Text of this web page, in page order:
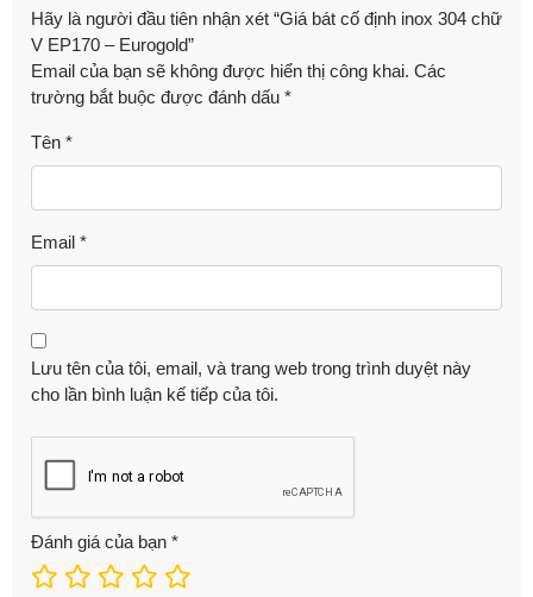
Hãy là người đầu tiên nhận xét “Giá bát cố định inox 304 chữ
V EP170 – Eurogold”
Email của bạn sẽ không được hiển thị công khai. Các
trường bắt buộc được đánh dấu *
Tên *
Email *
Lưu tên của tôi, email, và trang web trong trình duyệt này
cho lần bình luận kế tiếp của tôi.
Đánh giá của bạn *